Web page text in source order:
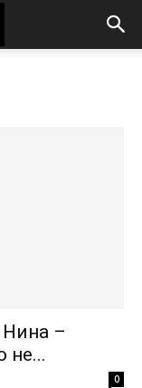
Нина –
не...
0